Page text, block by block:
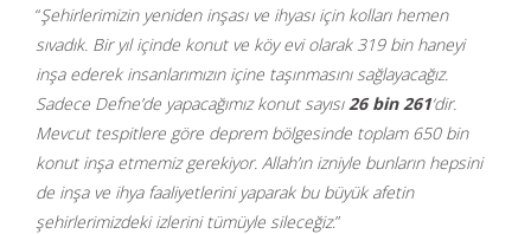
“Şehirlerimizin yeniden inşası ve ihyası için kolları hemen
sıvadık. Bir yıl içinde konut ve köy evi olarak 319 bin haneyi
inşa ederek insanlarımızın içine taşınmasını sağlayacağız.
Sadece Defne’de yapacağımız konut sayısı26 bin 261‘dir.
Mevcut tespitlere göre deprem bölgesinde toplam 650 bin
konut inşa etmemiz gerekiyor. Allah’ın izniyle bunların hepsini
de inşa ve ihya faaliyetlerini yaparak bu büyük afetin
şehirlerimizdeki izlerini tümüyle sileceğiz.”